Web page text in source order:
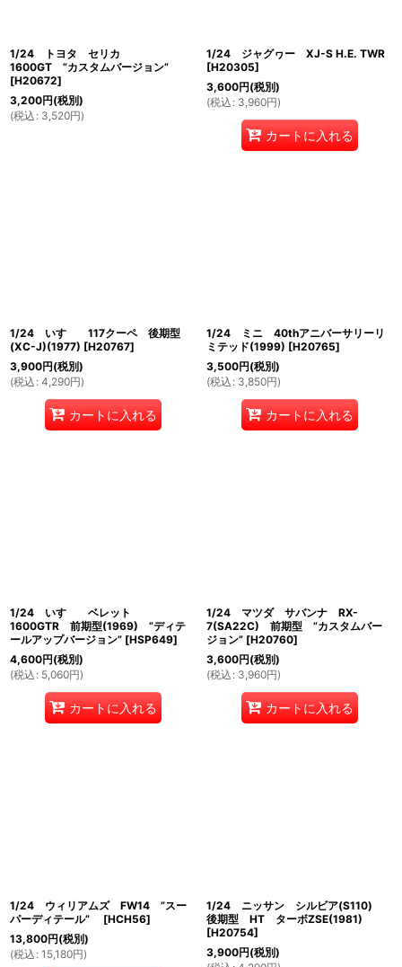
1/24 トヨタ セリカ
1600GT ”カスタムバージョン”
[H20672]
3,200円(税別)
(税込 : 3,520円)
1/24 ジャグヮー XJ-S H.E. TWR
[H20305]
3,600円(税別)
(税込 : 3,960円)
カートに入れる
1/24 いすゞ 117クーペ 後期型
(XC-J)(1977) [H20767]
3,900円(税別)
(税込 : 4,290円)
カートに入れる
1/24 ミニ 40thアニバーサリーリ
ミテッド(1999) [H20765]
3,500円(税別)
(税込 : 3,850円)
カートに入れる
1/24 いすゞ ベレット
1600GTR 前期型(1969) ”ディテ
ールアップバージョン” [HSP649]
4,600円(税別)
(税込 : 5,060円)
カートに入れる
1/24 マツダ サバンナ RX-
7(SA22C) 前期型 ”カスタムバー
ジョン” [H20760]
3,600円(税別)
(税込 : 3,960円)
カートに入れる
1/24 ウィリアムズ FW14 ”スー
パーディテール”
[HCH56]
13,800円(税別)
(税込 : 15,180円)
1/24 ニッサン シルビア(S110)
後期型 HT ターボZSE(1981)
[H20754]
3,900円(税別)